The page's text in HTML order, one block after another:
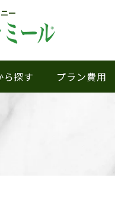
ー
ら探す プラン費用